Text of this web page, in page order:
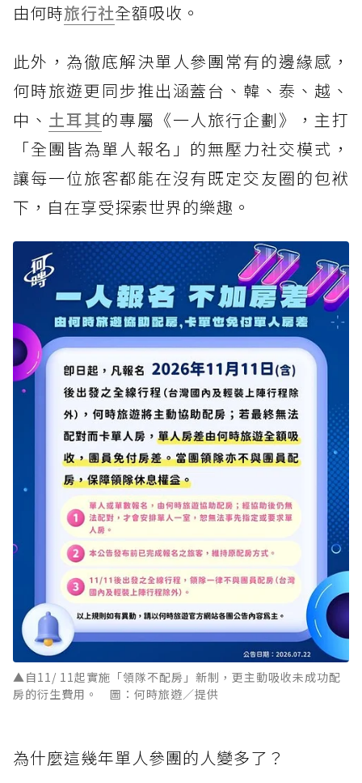
由何時旅行社全額吸收。
此外，為徹底解決單人參團常有的邊緣感，
何時旅遊更同步推出涵蓋台、韓、泰、越、
中、 土耳其的專屬《一人旅行企劃》，主打
「全團皆為單人報名」的無壓力社交模式，
讓每一位旅客都能在沒有既定交友圈的包袱
下，自在享受探索世界的樂趣。
▲自11/ 11起實施「領隊不配房」新制，更主動吸收未成功配
房的衍生費用。 圖：何時旅遊／提供
為什麼這幾年單人參團的人變多了？